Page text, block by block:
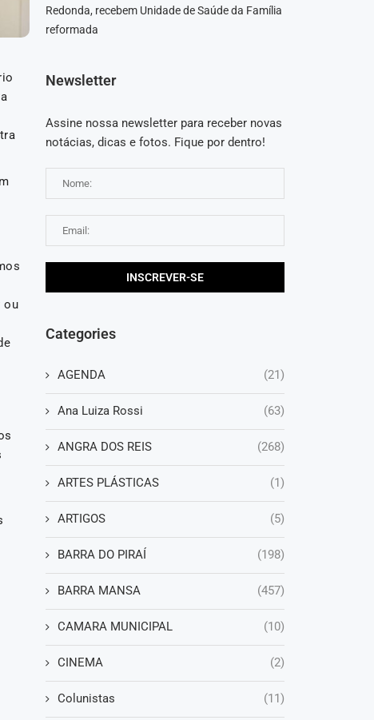
ou
Redonda, recebem Unidade de Saúde da Família
reformada
Newsletter
Assine nossa newsletter para receber novas
notácias, dicas e fotos. Fique por dentro!
Categories
AGENDA (21)
Ana Luiza Rossi (63)
ANGRA DOS REIS (268)
ARTES PLÁSTICAS (1)
ARTIGOS (5)
BARRA DO PIRAÍ (198)
BARRA MANSA (457)
CAMARA MUNICIPAL (10)
CINEMA (2)
Colunistas (11)